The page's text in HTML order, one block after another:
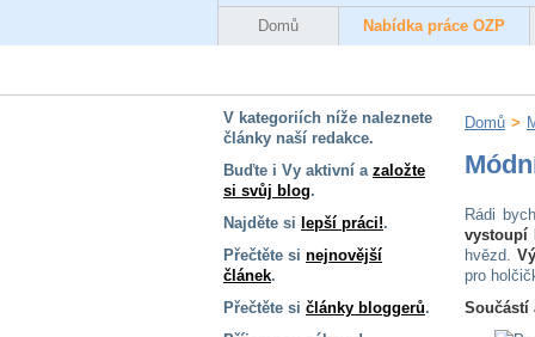
Domů Nabídka práce OZP
V kategoriích níže naleznete
články naší redakce.
Buďte i Vy aktivní a založte
si svůj blog.
Najděte si lepší práci!.
Přečtěte si nejnovější
článek.
Přečtěte si články bloggerů.
Domů >
Rádi
vystoupí
hvězd.
pro
Součástí